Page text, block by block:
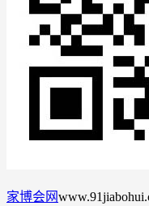
家博会网